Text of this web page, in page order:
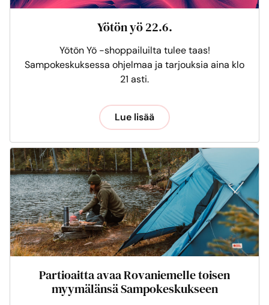
Yötön yö 22.6.
Yötön Yö -shoppailuilta tulee taas!
Sampokeskuksessa ohjelmaa ja tarjouksia aina klo
21 asti.
Lue lisää
Partioaitta avaa Rovaniemelle toisen
myymälänsä Sampokeskukseen